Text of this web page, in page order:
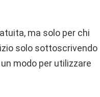
ma solo per chi
solo sottoscrivendo
modo per utilizzare